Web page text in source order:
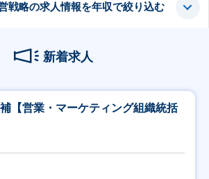
戦略の求人情報を年収で絞り込む
新着求人
【営業・マーケティング組織統括